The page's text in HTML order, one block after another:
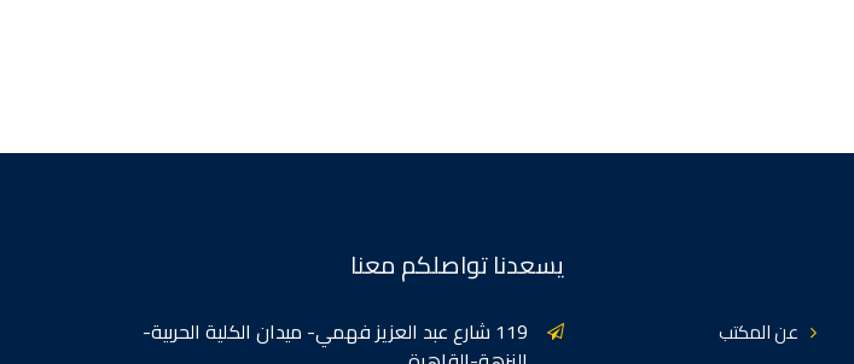
عن المكتب
يسعدنا تواصلكم معنا
119 شارع عبد العزيز فهمي- ميدان الكلية الحربية-